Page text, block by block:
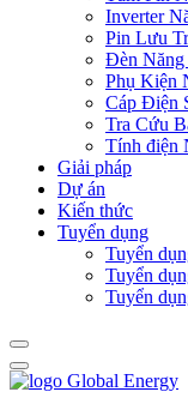
Inverter
Pin Lưu
Đèn
Phụ Kiện
Cáp Điện
Tra Cứu
Tính điện
Giải pháp
Dự án
Kiến thức
Tuyển dụng
Tuyển
Tuyển
Tuyển